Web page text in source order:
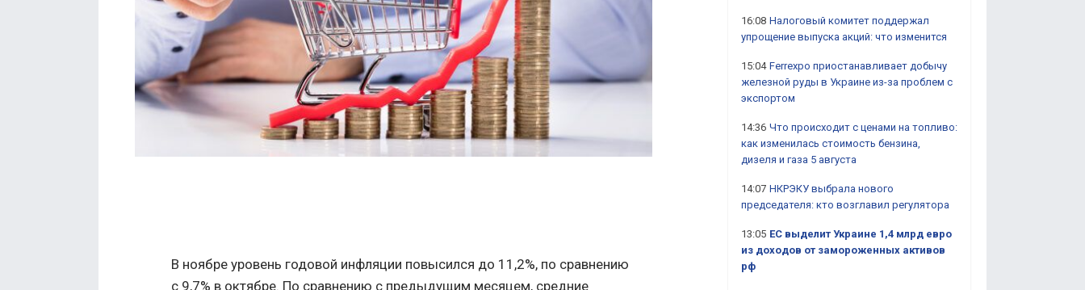
В ноябре уровень годовой инфляции повысился до 11,2%, по сравнению
с 9,7% в октябре. По сравнению с предыдущим месяцем, средние
16:08 Налоговый комитет поддержал
упрощение выпуска акций: что изменится
15:04 Ferrexpo приостанавливает добычу
железной руды в Украине из-за проблем с
экспортом
14:36 Что происходит с ценами на топливо:
как изменилась стоимость бензина,
дизеля и газа 5 августа
14:07 НКРЭКУ выбрала нового
председателя: кто возглавил регулятора
13:05 ЕС выделит Украине 1,4 млрд евро
из доходов от замороженных активов
рф